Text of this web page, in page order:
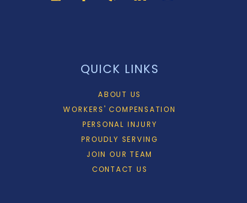
QUICK LINKS
ABOUT US
WORKERS' COMPENSATION
PERSONAL INJURY
PROUDLY SERVING
JOIN OUR TEAM
CONTACT US